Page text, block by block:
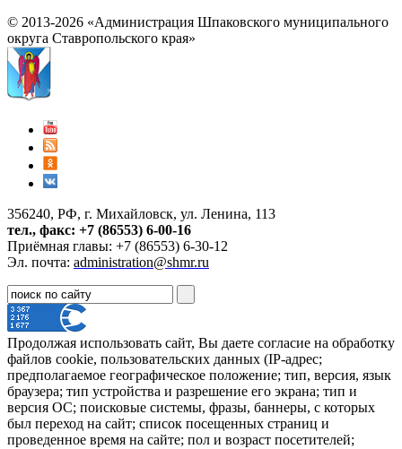
© 2013-2026 «Администрация Шпаковского муниципального
округа Ставропольского края»
356240, РФ, г. Михайловск, ул. Ленина, 113
тел., факс: +7 (86553) 6-00-16
Приёмная главы: +7 (86553) 6-30-12
Эл. почта: administration@shmr.ru
Продолжая использовать сайт, Вы даете согласие на обработку
файлов cookie, пользовательских данных (IP-адрес;
предполагаемое географическое положение; тип, версия, язык
браузера; тип устройства и разрешение его экрана; тип и
версия ОС; поисковые системы, фразы, баннеры, с которых
был переход на сайт; список посещенных страниц и
проведенное время на сайте; пол и возраст посетителей;